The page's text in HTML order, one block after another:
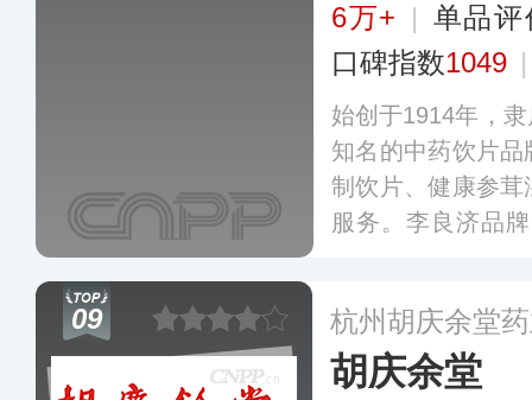
6万+ | 单品评
口碑指数1049
始创于1914年，
知名的中药饮片
制饮片、健康参
服务。李良济品
列，涵盖了从百
文创系列等多种
09 杭州胡庆余堂
胡庆余堂